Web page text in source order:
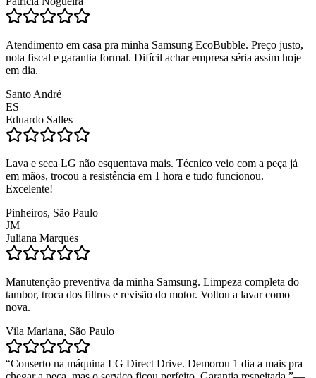
Atendimento em casa pra minha Samsung EcoBubble. Preço justo,
nota fiscal e garantia formal. Difícil achar empresa séria assim hoje
em dia.
Santo André
ES
Eduardo Salles
Lava e seca LG não esquentava mais. Técnico veio com a peça já
em mãos, trocou a resistência em 1 hora e tudo funcionou.
Excelente!
Pinheiros, São Paulo
JM
Juliana Marques
Manutenção preventiva da minha Samsung. Limpeza completa do
tambor, troca dos filtros e revisão do motor. Voltou a lavar como
nova.
Vila Mariana, São Paulo
“Conserto na máquina LG Direct Drive. Demorou 1 dia a mais pra